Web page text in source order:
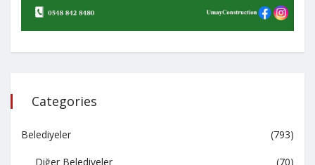
Categories
Belediyeler (793)
Diğer Belediyeler
(70)